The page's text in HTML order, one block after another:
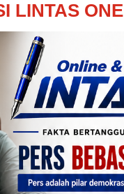
LINTAS ONE